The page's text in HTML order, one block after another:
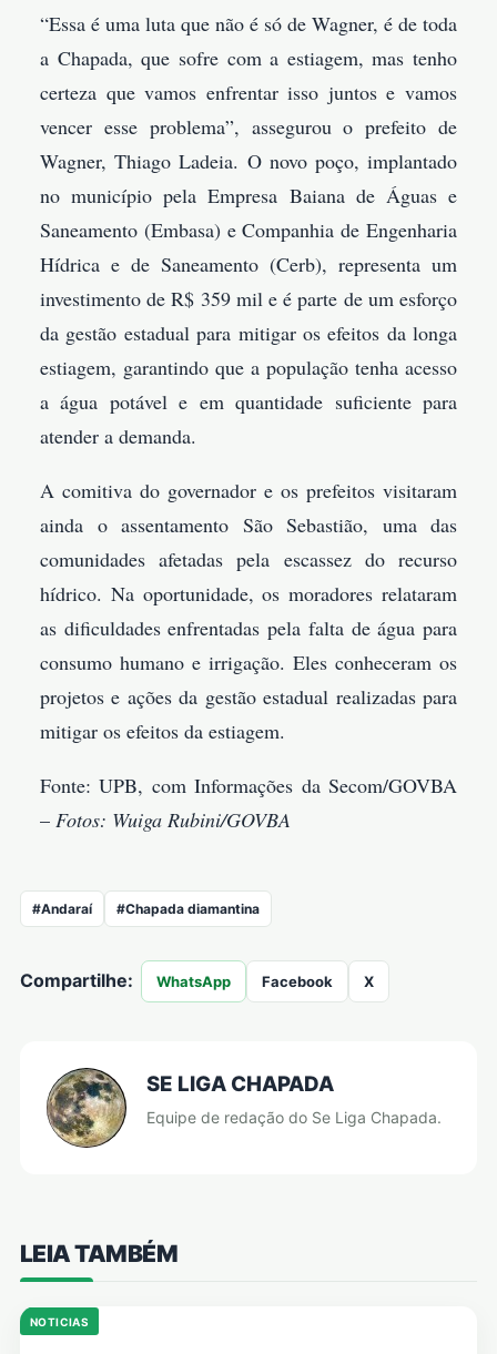
“Essa é uma luta que não é só de Wagner, é de toda
a Chapada, que sofre com a estiagem, mas tenho
certeza que vamos enfrentar isso juntos e vamos
vencer esse problema”, assegurou o prefeito de
Wagner, Thiago Ladeia. O novo poço, implantado
no município pela Empresa Baiana de Águas e
Saneamento (Embasa) e Companhia de Engenharia
Hídrica e de Saneamento (Cerb), representa um
investimento de R$ 359 mil e é parte de um esforço
da gestão estadual para mitigar os efeitos da longa
estiagem, garantindo que a população tenha acesso
a água potável e em quantidade suficiente para
atender a demanda.
A comitiva do governador e os prefeitos visitaram
ainda o assentamento São Sebastião, uma das
comunidades afetadas pela escassez do recurso
hídrico. Na oportunidade, os moradores relataram
as dificuldades enfrentadas pela falta de água para
consumo humano e irrigação. Eles conheceram os
projetos e ações da gestão estadual realizadas para
mitigar os efeitos da estiagem.
Fonte: UPB, com Informações da Secom/GOVBA
– Fotos: Wuiga Rubini/GOVBA
#Andaraí #Chapada diamantina
Compartilhe: WhatsApp Facebook X
SE LIGA CHAPADA
Equipe de redação do Se Liga Chapada.
LEIA TAMBÉM
NOTICIAS